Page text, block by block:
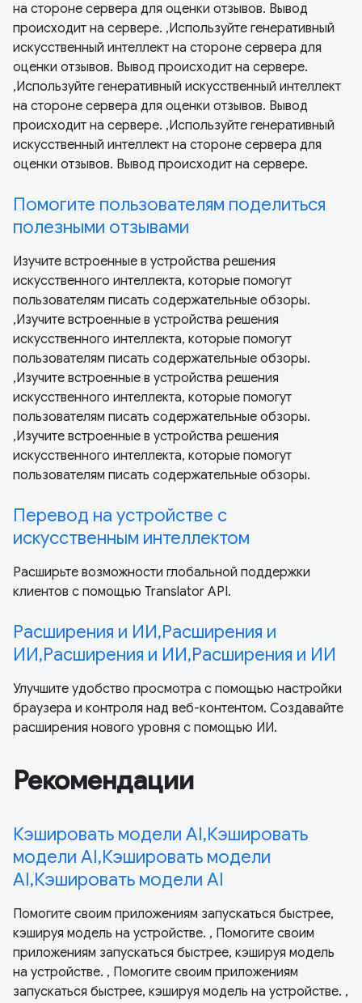
на стороне сервера для оценки отзывов. Вывод
происходит на сервере. ,Используйте генеративный
искусственный интеллект на стороне сервера для
оценки отзывов. Вывод происходит на сервере.
,Используйте генеративный искусственный интеллект
на стороне сервера для оценки отзывов. Вывод
происходит на сервере. ,Используйте генеративный
искусственный интеллект на стороне сервера для
оценки отзывов. Вывод происходит на сервере.
Помогите пользователям поделиться
полезными отзывами
Изучите встроенные в устройства решения
искусственного интеллекта, которые помогут
пользователям писать содержательные обзоры.
,Изучите встроенные в устройства решения
искусственного интеллекта, которые помогут
пользователям писать содержательные обзоры.
,Изучите встроенные в устройства решения
искусственного интеллекта, которые помогут
пользователям писать содержательные обзоры.
,Изучите встроенные в устройства решения
искусственного интеллекта, которые помогут
пользователям писать содержательные обзоры.
Перевод на устройстве с
искусственным интеллектом
Расширьте возможности глобальной поддержки
клиентов с помощью Translator API.
Расширения и ИИ,Расширения и
ИИ,Расширения и ИИ,Расширения и ИИ
Улучшите удобство просмотра с помощью настройки
браузера и контроля над веб-контентом. Создавайте
расширения нового уровня с помощью ИИ.
Рекомендации
Кэшировать модели AI,Кэшировать
модели AI,Кэшировать модели
AI,Кэшировать модели AI
Помогите своим приложениям запускаться быстрее,
кэшируя модель на устройстве. , Помогите своим
приложениям запускаться быстрее, кэшируя модель
на устройстве. , Помогите своим приложениям
запускаться быстрее, кэшируя модель на устройстве. ,